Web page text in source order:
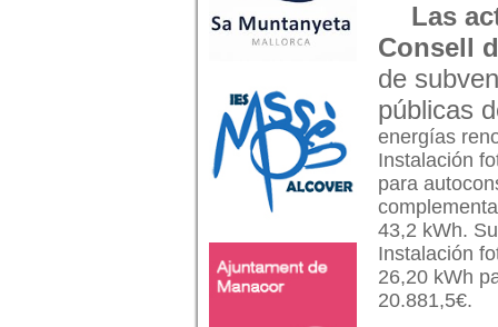
Las
Consell
de
públicas
energías
Instalación
para
43,2 kWh.
Instalación
26,20 kWh
20.881,5€.